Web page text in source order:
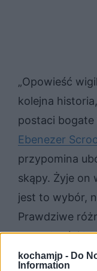
kochamjp - Do
Information
„Opowieść
kolejna
postaci bogate
Ebenezer
przypomina
skąpy. Żyje on
jest to wybór,
Prawdziwe
mentalności
bogactwa